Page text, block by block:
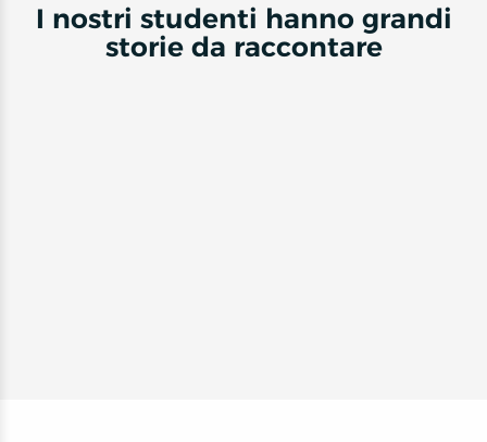
I nostri studenti hanno grandi
storie da raccontare